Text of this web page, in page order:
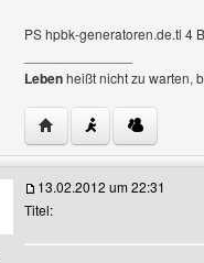
PS hpbk-generatoren.de.tl 4
Lebenheißt nicht zu warten,
Website dieses
13.02.2012 um 22:31
Titel: